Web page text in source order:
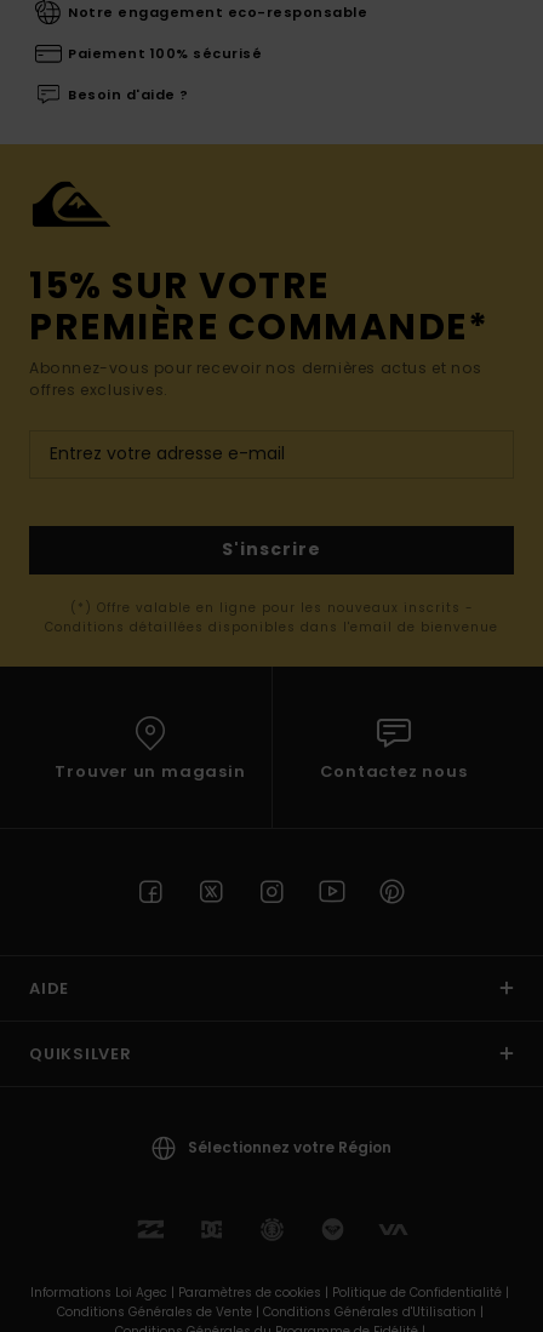
Notre engagement eco-responsable
Paiement 100% sécurisé
Besoin d'aide ?
15% SUR VOTRE
PREMIÈRE COMMANDE*
Abonnez-vous pour recevoir nos dernières actus et nos
offres exclusives.
S'inscrire
(*) Offre valable en ligne pour les nouveaux inscrits -
Conditions détaillées disponibles dans l'email de bienvenue
Trouver un magasin Contactez nous
AIDE
QUIKSILVER
Sélectionnez votre Région
Informations Loi Agec | Paramètres de cookies | Politique de Confidentialité |
Conditions Générales de Vente | Conditions Générales d'Utilisation |